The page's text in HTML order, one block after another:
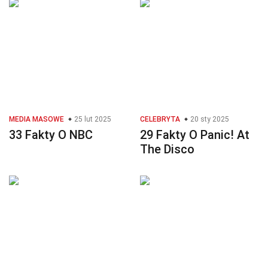
MEDIA MASOWE 25 lut 2025
33 Fakty O NBC
CELEBRYTA 20 sty 2025
29 Fakty O Panic! At
The Disco